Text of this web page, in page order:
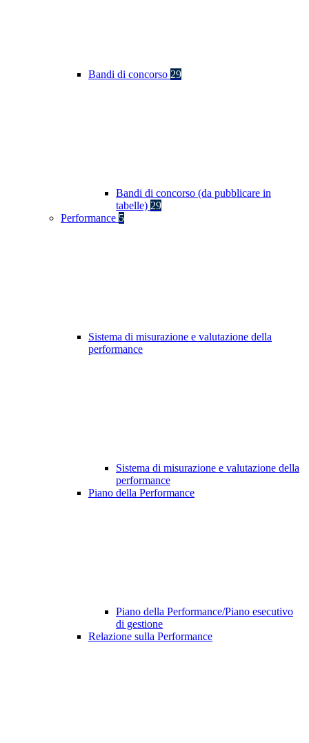
Bandi di concorso 29
Bandi di concorso (da pubblicare in
tabelle) 29
Performance 5
Sistema di misurazione e valutazione della
performance
Sistema di misurazione e valutazione della
performance
Piano della Performance
Piano della Performance/Piano esecutivo
di gestione
Relazione sulla Performance